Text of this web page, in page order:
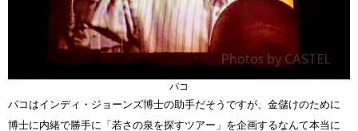
パコ
パコはインディ・ジョーンズ博士の助手だそうですが、金儲けのために
博士に内緒で勝手に「若さの泉を探すツアー」を企画するなんて本当に